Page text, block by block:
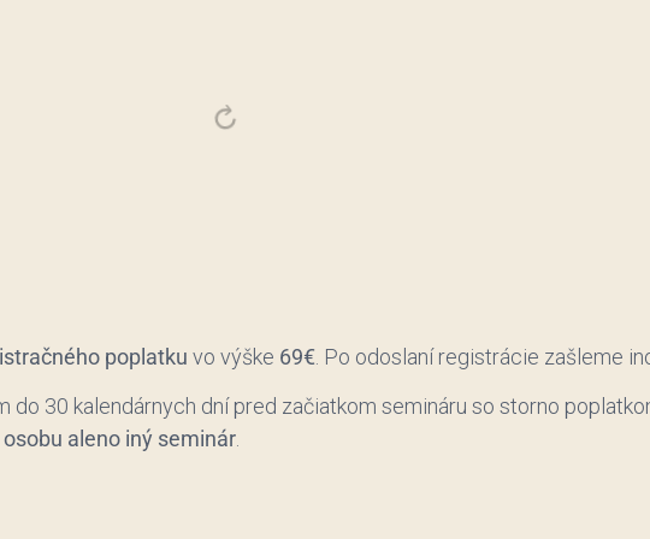
poplatku vo výške 69€ . Po odoslaní registrácie zašleme
do 30 kalendárnych dní pred začiatkom semináru so storno
aleno iný seminár.